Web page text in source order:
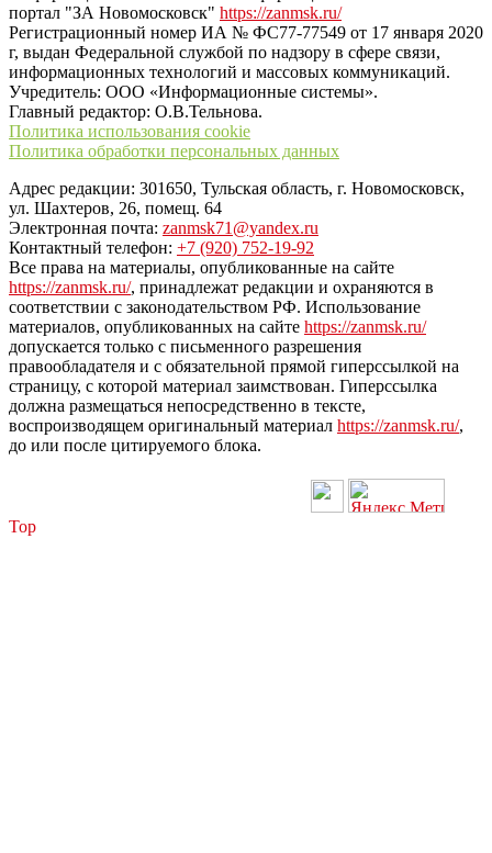
портал "ЗА Новомосковск" https://zanmsk.ru/
Регистрационный номер ИА № ФС77-77549 от 17 января 2020
г, выдан Федеральной службой по надзору в сфере связи,
информационных технологий и массовых коммуникаций.
Учредитель: ООО «Информационные системы».
Главный редактор: О.В.Тельнова.
Политика использования cookie
Политика обработки персональных данных
Адрес редакции: 301650, Тульская область, г. Новомосковск,
ул. Шахтеров, 26, помещ. 64
Электронная почта: zanmsk71@yandex.ru
Контактный телефон: +7 (920) 752-19-92
Все права на материалы, опубликованные на сайте
https://zanmsk.ru/, принадлежат редакции и охраняются в
соответствии с законодательством РФ. Использование
материалов, опубликованных на сайте https://zanmsk.ru/
допускается только с письменного разрешения
правообладателя и с обязательной прямой гиперссылкой на
страницу, с которой материал заимствован. Гиперссылка
должна размещаться непосредственно в тексте,
воспроизводящем оригинальный материал https://zanmsk.ru/,
до или после цитируемого блока.
Top